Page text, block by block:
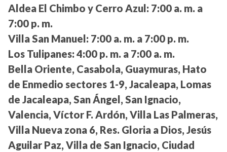
Aldea El Chimbo y Cerro Azul: 7:00 a. m. a
7:00 p. m.
Villa San Manuel: 7:00 a. m. a 7:00 p. m.
Los Tulipanes: 4:00 p. m. a 7:00 a. m.
Bella Oriente, Casabola, Guaymuras, Hato
de Enmedio sectores 1-9, Jacaleapa, Lomas
de Jacaleapa, San Ángel, San Ignacio,
Valencia, Víctor F. Ardón, Villa Las Palmeras,
Villa Nueva zona 6, Res. Gloria a Dios, Jesús
Aguilar Paz, Villa de San Ignacio, Ciudad